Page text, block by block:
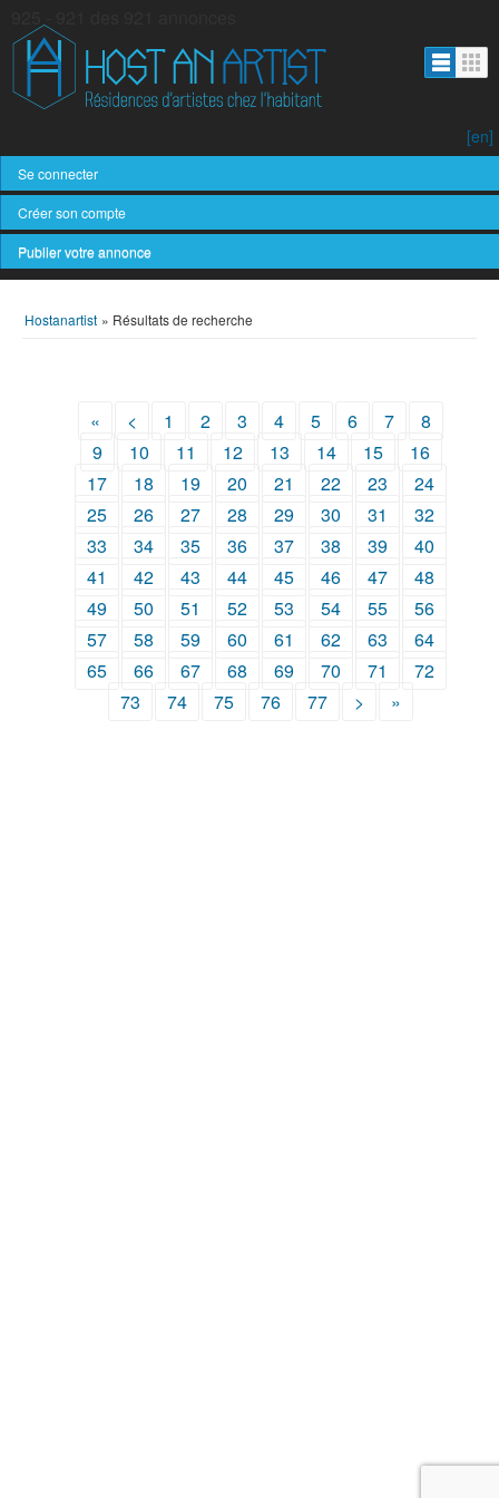
Se connecter
Créer son compte
[en]
Publier votre annonce
Hostanartist » Résultats de recherche
« < 1 2 3 4 5 6 7
8
9
10 11 12 13 14 15
16
17
18 19 20 21 22 23
24
25
26 27 28 29 30 31
32
33
34 35 36 37 38 39
40
41
42 43 44 45 46 47
48
49
50 51 52 53 54 55
56
57
58 59 60 61 62 63
64
65
66 67 68 69 70 71
72
73
74 75 76 77 > »